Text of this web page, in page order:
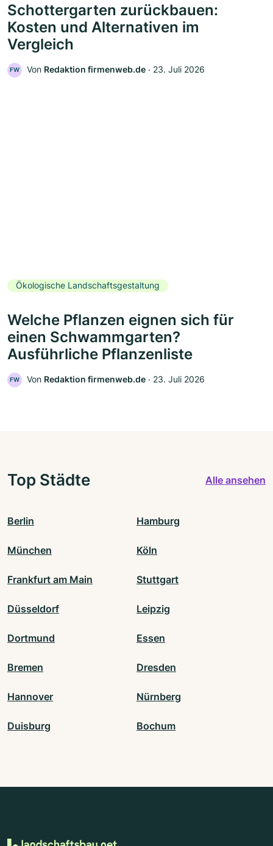
Schottergarten zurückbauen:
Kosten und Alternativen im
Vergleich
FW Von Redaktion firmenweb.de ‧ 23. Juli 2026
Ökologische Landschaftsgestaltung
Welche Pflanzen eignen sich für
einen Schwammgarten?
Ausführliche Pflanzenliste
FW Von Redaktion firmenweb.de ‧ 23. Juli 2026
Top Städte Alle ansehen
Berlin Hamburg
München Köln
Frankfurt am Main Stuttgart
Düsseldorf Leipzig
Dortmund Essen
Bremen Dresden
Hannover Nürnberg
Duisburg Bochum